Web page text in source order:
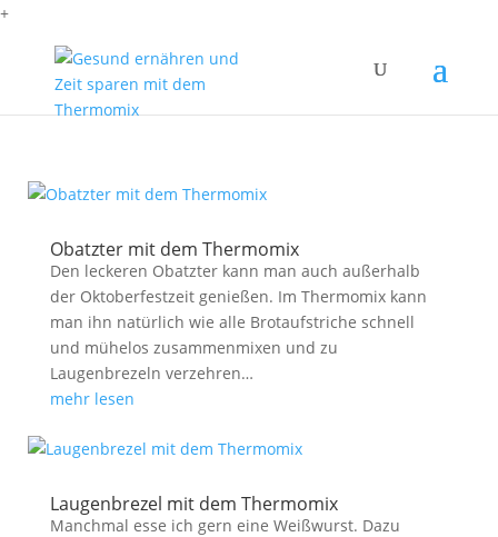
+
Obatzter mit dem Thermomix
Den leckeren Obatzter kann man auch außerhalb
der Oktoberfestzeit genießen. Im Thermomix kann
man ihn natürlich wie alle Brotaufstriche schnell
und mühelos zusammenmixen und zu
Laugenbrezeln verzehren…
mehr lesen
Laugenbrezel mit dem Thermomix
Manchmal esse ich gern eine Weißwurst. Dazu